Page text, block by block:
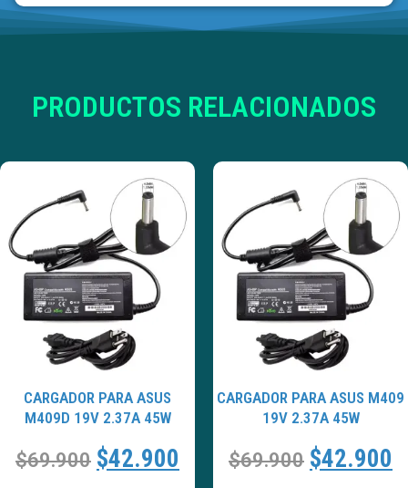
PRODUCTOS RELACIONADOS
CARGADOR PARA ASUS
M409D 19V 2.37A 45W
$69.900 $42.900
CARGADOR PARA ASUS M409
19V 2.37A 45W
$69.900 $42.900